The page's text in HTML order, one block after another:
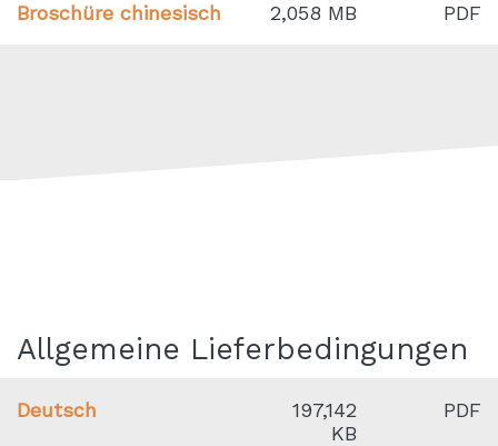
Broschüre chinesisch 2,058 MB PDF
Allgemeine Lieferbedingungen
Deutsch
197,142
KB
PDF